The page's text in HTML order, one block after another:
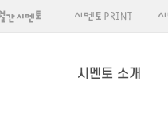
시멘토 소개